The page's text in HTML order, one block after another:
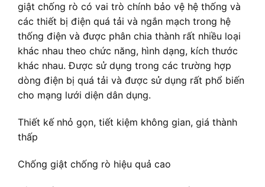
giật chống rò có vai trò chính bảo vệ hệ thống và
các thiết bị điện quá tải và ngắn mạch trong hệ
thống điện và được phân chia thành rất nhiều loại
khác nhau theo chức năng, hình dạng, kích thước
khác nhau. Được sử dụng trong các trường hợp
dòng điện bị quá tải và được sử dụng rất phổ biến
cho mạng lưới diện dân dụng.
Thiết kế nhỏ gọn, tiết kiệm không gian, giá thành
thấp
Chống giật chống rò hiệu quả cao